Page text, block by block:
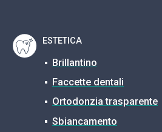
ESTETICA
Brillantino
Faccette dentali
Ortodonzia trasparente
Sbiancamento